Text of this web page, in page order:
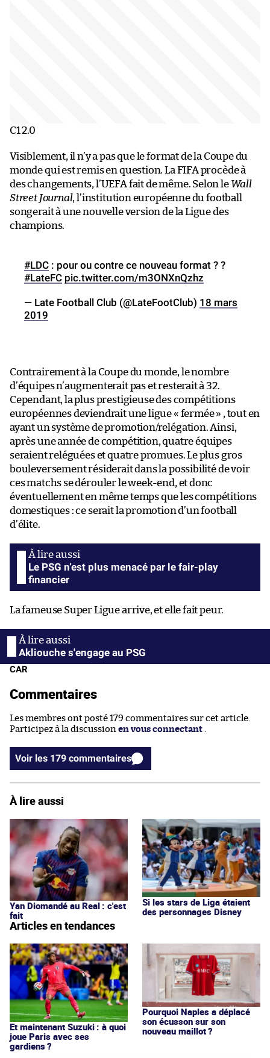
C1 2.0
Visiblement, il n’y a pas que le format de la Coupe du
monde qui est remis en question. La FIFA procède à
des changements, l’UEFA fait de même. Selon le Wall
Street Journal, l’institution européenne du football
songerait à une nouvelle version de la Ligue des
champions.
#LDC : pour ou contre ce nouveau format ? ?
#LateFC pic.twitter.com/m3ONXnQzhz
— Late Football Club (@LateFootClub) 18 mars
2019
Contrairement à la Coupe du monde, le nombre
d’équipes n’augmenterait pas et resterait à 32.
Cependant, la plus prestigieuse des compétitions
européennes deviendrait une ligue « fermée » , tout en
ayant un système de promotion/relégation. Ainsi,
après une année de compétition, quatre équipes
seraient reléguées et quatre promues. Le plus gros
bouleversement résiderait dans la possibilité de voir
ces matchs se dérouler le week-end, et donc
éventuellement en même temps que les compétitions
domestiques : ce serait la promotion d’un football
d’élite.
Le PSG n’est plus menacé par le fair-play
financier
La fameuse Super Ligue arrive, et elle fait peur.
Akliouche s'engage au PSG
CAR
Commentaires
Les membres ont posté 179 commentaires sur cet article.
Participez à la discussion en vous connectant
Voir les 179 commentaires
À lire aussi
Yan Diomandé au Real : c'est
fait
Si les stars de Liga étaient
des personnages Disney
Articles en tendances
Et maintenant Suzuki : à quoi
joue Paris avec ses
gardiens ?
Pourquoi Naples a déplacé
son écusson sur son
nouveau maillot ?